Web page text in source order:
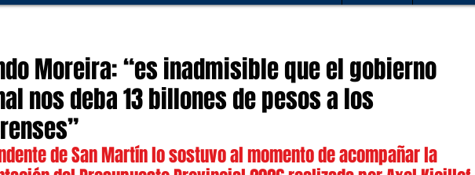
Moreira: “es inadmisible que el gobierno
nos deba 13 billones de pesos a los
de San Martín lo sostuvo al momento de acompañar la